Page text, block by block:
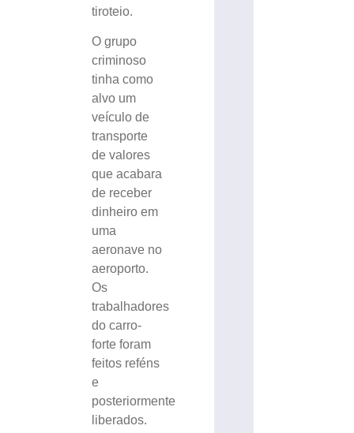
tiroteio.
O grupo
criminoso
tinha como
alvo um
veículo de
transporte
de valores
que acabara
de receber
dinheiro em
uma
aeronave no
aeroporto.
Os
trabalhadores
do carro-
forte foram
feitos reféns
e
posteriormente
liberados.